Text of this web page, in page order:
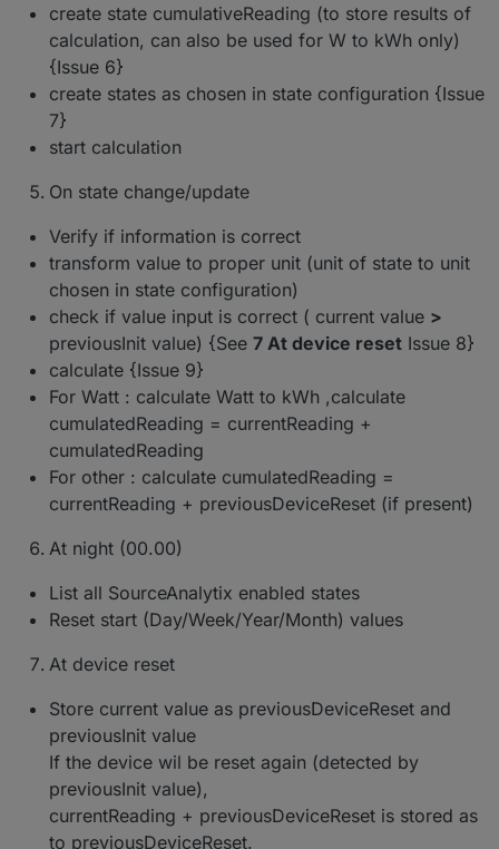
Beta
support
0.4.8 (2021-01-20)
(Dutchman) Breaking!!! Move current values to
(Dutchman & ToTXR4Y) MajorChange !:
CumulativeReading 226
(Dutchman) Code cleanup
(Dutchman) (debug) Logging improved
(Dutchman) Weekly reset of weekdays
(Dutchman) Calculation for all states
(Dutchman) change default log-level to info
(Dutchman) Calculation for previous states
#242
(Dutchman) Optimized error reporting (Sentry)
(Dutchman) Removed unneeded settings in
(Dutchman) Implemented new configuration
for "currentYear"
(Dutchman & ToTXR4Y) implement
"05_currentYear" in year root folder
(Dutchman) Implemented category cumulative
values under year statistics
(Dutchman & ToTXR4Y) implement cached
(Dutchman & ToTXR4Y) Implement log
messages if state attributes are changed
automatically detection of currency from admin
(Dutchman) Do not round cumulated reading
(Dutchman) Bugfix : delete states in create
function
(Dutchman) Bugfix : quarters.1 has no existing
object
(Dutchman) Bugfix : Calculations for
"previous" values
(Dutchman) Bugfix : Incorrect initialisation for
states
(Dutchman) Bugfix : Avoid NULL & 0 values at
night reset
(Dutchman) Bugfix : 05_currentYear has no
(Dutchman) Bugfix : Avoid calculation of non-
(Dutchman) Bugfix : Cannot read property
'stateDetails' of null
(Dutchman) Correct error handling of "Watt"
(Dutchman) Bugfix : Ensure a proper reset and
(Dutchman) Bugfix : Avoid loop if init value is
set and > reading
(Dutchman) Bugfix : Caught sentry error : Alias
xxxxx has no target
(Dutchman & ToTXR4Y) Bugfix : Rebuild
calculation logic which solves :
Watt values : Ensure proper reading start
create state cumulativeReading (to store results of
calculation, can also be used for W to kWh only)
{Issue 6}
create states as chosen in state configuration {Issue
7}
start calculation
On state change/update
Verify if information is correct
transform value to proper unit (unit of state to unit
chosen in state configuration)
check if value input is correct ( current value >
previousInit value) {See 7 At device reset Issue 8}
calculate {Issue 9}
For Watt : calculate Watt to kWh ,calculate
cumulatedReading = currentReading +
cumulatedReading
For other : calculate cumulatedReading =
currentReading + previousDeviceReset (if present)
At night (00.00)
List all SourceAnalytix enabled states
Reset start (Day/Week/Year/Month) values
At device reset
Store current value as previousDeviceReset and
previousInit value
If the device wil be reset again (detected by
previousInit value),
currentReading + previousDeviceReset is stored as
to previousDeviceReset.